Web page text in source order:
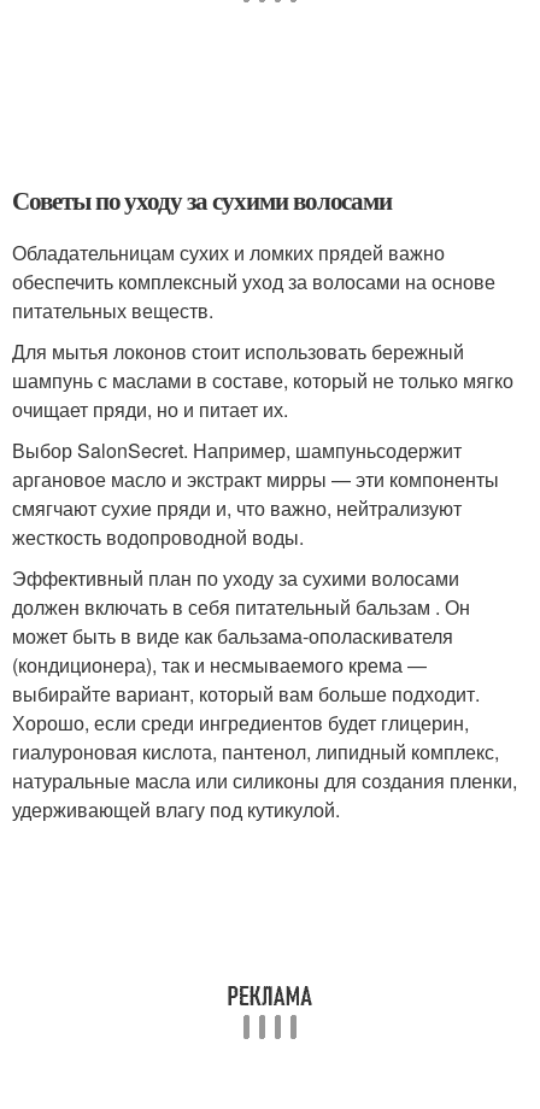
Советы по уходу за сухими волосами
Обладательницам сухих и ломких прядей важно
обеспечить комплексный уход за волосами на основе
питательных веществ.
Для мытья локонов стоит использовать бережный
шампунь с маслами в составе, который не только мягко
очищает пряди, но и питает их.
Выбор SalonSecret. Например, шампуньсодержит
аргановое масло и экстракт мирры — эти компоненты
смягчают сухие пряди и, что важно, нейтрализуют
жесткость водопроводной воды.
Эффективный план по уходу за сухими волосами
должен включать в себя питательный бальзам . Он
может быть в виде как бальзама-ополаскивателя
(кондиционера), так и несмываемого крема —
выбирайте вариант, который вам больше подходит.
Хорошо, если среди ингредиентов будет глицерин,
гиалуроновая кислота, пантенол, липидный комплекс,
натуральные масла или силиконы для создания пленки,
удерживающей влагу под кутикулой.